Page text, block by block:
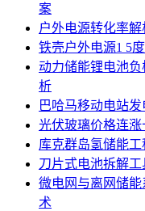
案
户外电源转化率
铁壳户外电源1 5
动力储能锂电池
析
巴哈马移动电站
光伏玻璃价格连
库克群岛氢储能
刀片式电池拆解
微电网与离网储
术